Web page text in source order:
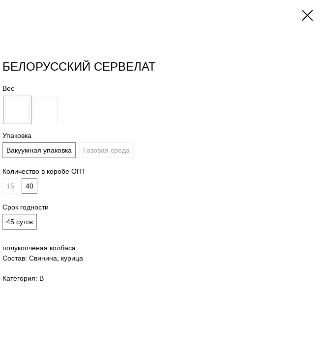
БЕЛОРУССКИЙ СЕРВЕЛАТ
Вес
Упаковка
Вакуумная упаковка
Газовая среда
Количество в коробе ОПТ
15
40
Срок годности
45 суток
полукопчёная колбаса
Состав: Свинина, курица
Категория: В